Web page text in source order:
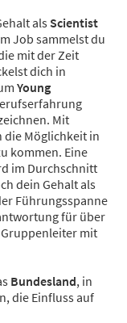
als Scientist
Job sammelst du
mit der Zeit
dich in
Young
Mit
die Möglichkeit in
kommen. Eine
im Durchschnitt
dein Gehalt als
Führungsspanne
für über
mit
Bundesland, in
die Einfluss auf